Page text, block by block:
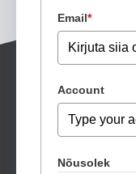
Email*
Account
Nõusolek